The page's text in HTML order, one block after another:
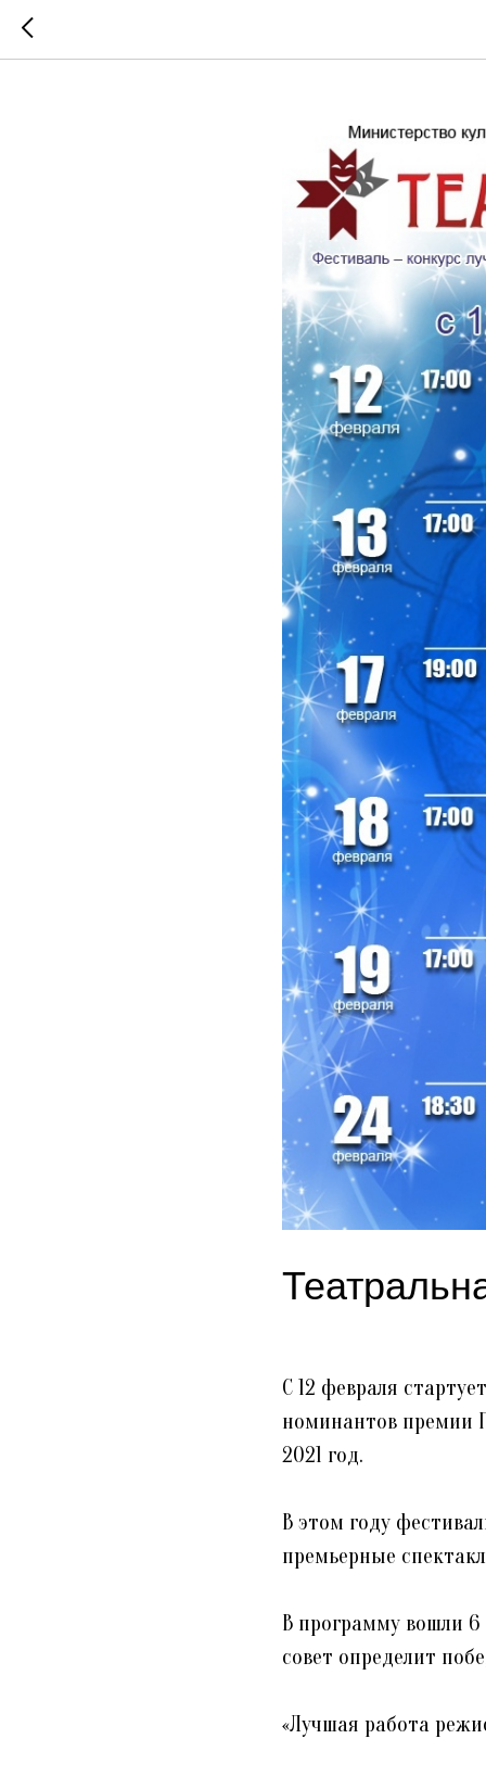
С 12 февраля
номинантов премии
2021 год.
В этом году
премьерные
В программу вошли 6
совет определит
«Лучшая работа